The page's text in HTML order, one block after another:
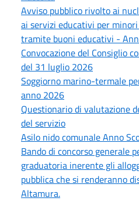
Avviso pubblico rivolto ai
ai servizi educativi per
tramite buoni educativi -
Convocazione del Consiglio
del 31 luglio 2026
Soggiorno marino-termale
anno 2026
Questionario di valutazione
del servizio
Asilo nido comunale Anno
Bando di concorso generale
graduatoria inerente gli
pubblica che si renderanno
Altamura.